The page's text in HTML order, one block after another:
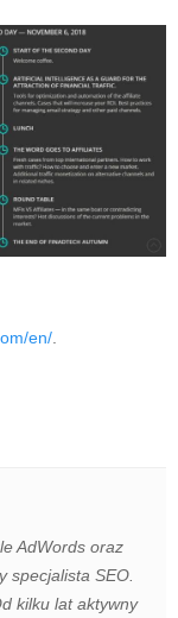
en/
AdWords oraz
specjalista SEO.
kilku lat aktywny